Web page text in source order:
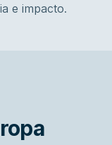
e impacto.